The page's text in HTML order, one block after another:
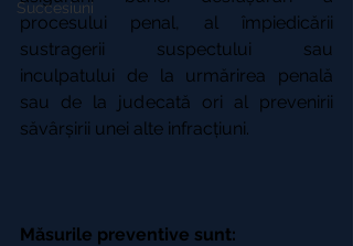
Succesiuni
procesului penal, al împiedicării
sustragerii suspectului sau
inculpatului de la urmărirea penală
sau de la judecată ori al prevenirii
săvârșirii unei alte infracțiuni.
Măsurile preventive sunt: